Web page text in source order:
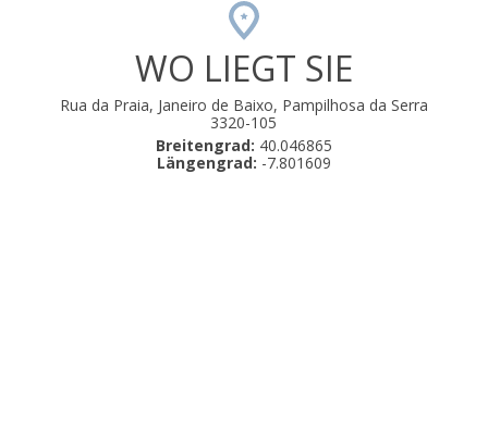
WO LIEGT SIE
Rua da Praia, Janeiro de Baixo, Pampilhosa da Serra
3320-105
Breitengrad: 40.046865
Längengrad: -7.801609